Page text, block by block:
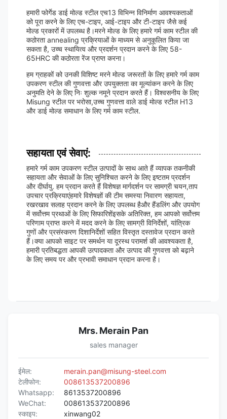
हमारी फोर्गेड डाई मोल्ड स्टील एच13 विभिन्न विनिर्माण आवश्यकताओं
को पूरा करने के लिए एच-टाइप, आई-टाइप और टी-टाइप जैसे कई
मोल्ड प्रकारों में उपलब्ध है।मरने मोल्ड के लिए हमारे गर्म काम स्टील की
कठोरता annealing प्रक्रियाओं के माध्यम से अनुकूलित किया जा
सकता है, उच्च स्थायित्व और प्रदर्शन प्रदान करने के लिए 58-
65HRC की कठोरता रेंज प्राप्त करना।
हम ग्राहकों को उनकी विशिष्ट मरने मोल्ड जरूरतों के लिए हमारे गर्म काम
उपकरण स्टील की गुणवत्ता और उपयुक्तता का मूल्यांकन करने के लिए
अनुमति देने के लिए निः शुल्क नमूने प्रदान करते हैं। विश्वसनीय के लिए
Misung स्टील पर भरोसा,उच्च गुणवत्ता वाले डाई मोल्ड स्टील H13
और डाई मोल्ड समाधान के लिए गर्म काम स्टील.
सहायता एवं सेवाएं:
हमारे गर्म काम उपकरण स्टील उत्पादों के साथ आते हैं व्यापक तकनीकी
सहायता और सेवाओं के लिए सुनिश्चित करने के लिए इष्टतम प्रदर्शन
और दीर्घायु. हम प्रदान करते हैं विशेषज्ञ मार्गदर्शन पर सामग्री चयन,ताप
उपचार प्रक्रियाएंहमारे विशेषज्ञों की टीम समस्या निवारण सहायता,
रखरखाव सलाह प्रदान करने के लिए उपलब्ध हैऔर हैंडलिंग और उपयोग
में सर्वोत्तम प्रथाओं के लिए सिफारिशेंइसके अतिरिक्त, हम आपको सर्वोत्तम
परिणाम प्राप्त करने में मदद करने के लिए सामग्री विनिर्देशों, यांत्रिक
गुणों और प्रसंस्करण दिशानिर्देशों सहित विस्तृत दस्तावेज प्रदान करते
हैं।क्या आपको साइट पर समर्थन या दूरस्थ परामर्श की आवश्यकता है,
हमारी प्रतिबद्धता आपकी उत्पादकता और उत्पाद की गुणवत्ता को बढ़ाने
के लिए समय पर और प्रभावी समाधान प्रदान करना है।
Mrs. Merain Pan
sales manager
ईमेल:
merain.pan@misung-steel.com
टेलीफोन:
008613537200896
Whatsapp:
8613537200896
WeChat:
008613537200896
स्काइप:
xinwang02